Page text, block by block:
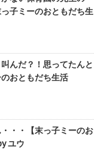
子ミーのおともだち生
んだ？！思ってたんと
おともだち生活
・・【末っ子ミーのお
ユウ